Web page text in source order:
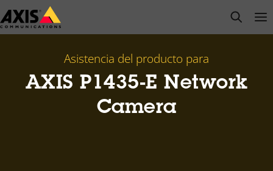
Saltar
al
open
Asistencia del producto para
AXIS P1435-E Network
Camera